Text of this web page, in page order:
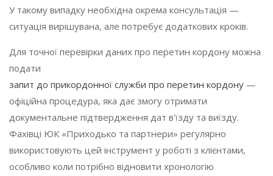
У такому випадку необхідна окрема консультація —
ситуація вирішувана, але потребує додаткових кроків.
Для точної перевірки даних про перетин кордону можна
подати
запит до прикордонної служби про перетин кордону —
офіційна процедура, яка дає змогу отримати
документальне підтвердження дат в'їзду та виїзду.
Фахівці ЮК «Приходько та партнери» регулярно
використовують цей інструмент у роботі з клієнтами,
особливо коли потрібно відновити хронологію